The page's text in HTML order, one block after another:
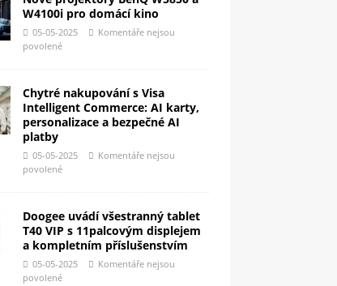
W4100i pro domácí kino
05-05-2025
Komentáře nejsou
povolené
Chytré nakupování s Visa
Intelligent Commerce: AI karty,
personalizace a bezpečné AI
platby
05-05-2025
Komentáře nejsou
povolené
Doogee uvádí všestranný tablet
T40 VIP s 11palcovým displejem
a kompletním příslušenstvím
05-05-2025
Komentáře nejsou
povolené